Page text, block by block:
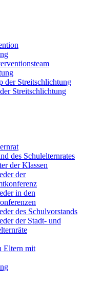
der Streitschlichtung
Streitschlichtung
des Schulelternrates
der Klassen
der
in den
des Schulvorstands
der Stadt- und
Eltern mit